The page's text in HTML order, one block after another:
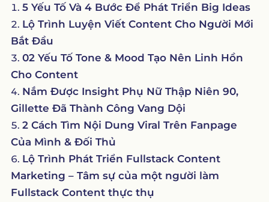
5 Yếu Tố Và 4 Bước Để Phát Triển Big Ideas
Lộ Trình Luyện Viết Content Cho Người Mới
Bắt Đầu
02 Yếu Tố Tone & Mood Tạo Nên Linh Hồn
Cho Content
Nắm Được Insight Phụ Nữ Thập Niên 90,
Gillette Đã Thành Công Vang Dội
2 Cách Tìm Nội Dung Viral Trên Fanpage
Của Mình & Đối Thủ
Lộ Trình Phát Triển Fullstack Content
Marketing – Tâm sự của một người làm
Fullstack Content thực thụ